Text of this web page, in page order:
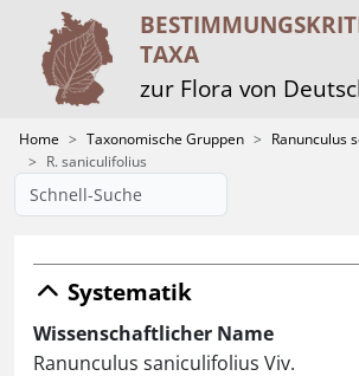
TAXA
zur Flora von
Home Taxonomische Gruppen
Ranunculus
R. saniculifolius
Systematik
Wissenschaftlicher Name
Ranunculus saniculifolius Viv.